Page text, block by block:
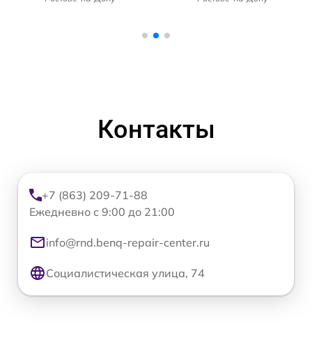
Контакты
+7 (863) 209-71-88
Ежедневно с 9:00 до 21:00
info@rnd.benq-repair-center.ru
Социалистическая улица, 74